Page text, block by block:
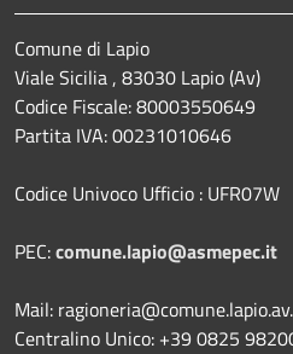
Comune di Lapio
Viale Sicilia , 83030 Lapio (Av)
Codice Fiscale: 80003550649
Partita IVA: 00231010646
Codice Univoco Ufficio : UFR07W
PEC:comune.lapio@asmepec.it
Mail:
Centralino Unico: +39 0825